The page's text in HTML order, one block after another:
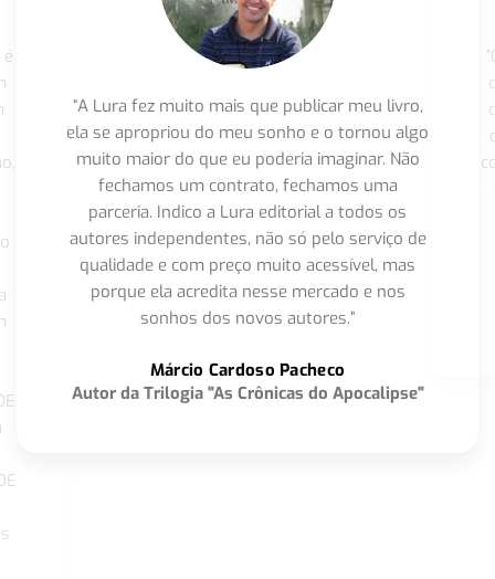
“A Lura fez muito mais que publicar meu livro,
ela se apropriou do meu sonho e o tornou algo
muito maior do que eu poderia imaginar. Não
fechamos um contrato, fechamos uma
parceria. Indico a Lura editorial a todos os
autores independentes, não só pelo serviço de
qualidade e com preço muito acessível, mas
porque ela acredita nesse mercado e nos
sonhos dos novos autores.”
Márcio Cardoso Pacheco
Autor da Trilogia "As Crônicas do Apocalipse"